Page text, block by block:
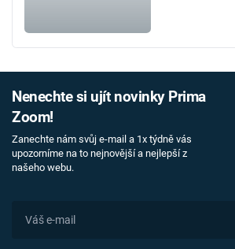
Nenechte si ujít novinky Prima
Zoom!
Zanechte nám svůj e-mail a 1x týdně vás
upozorníme na to nejnovější a nejlepší z
našeho webu.